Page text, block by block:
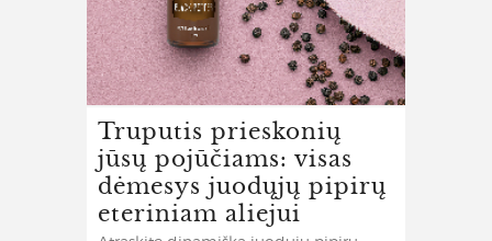
Truputis prieskonių
jūsų pojūčiams: visas
dėmesys juodųjų pipirų
eteriniam aliejui